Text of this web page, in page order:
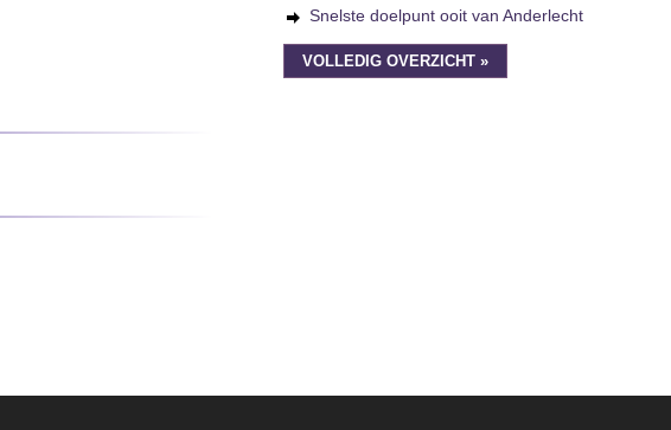
Snelste doelpunt ooit van Anderlecht
VOLLEDIG OVERZICHT »